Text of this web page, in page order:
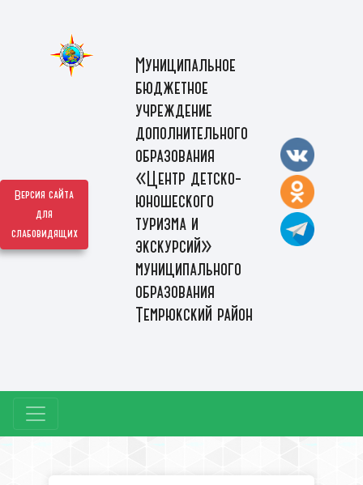
Версия сайта
для
слабовидящих
Муниципальное
бюджетное
учреждение
дополнительного
образования
«Центр детско-
юношеского
туризма и
экскурсий»
муниципального
образования
Темрюкский район